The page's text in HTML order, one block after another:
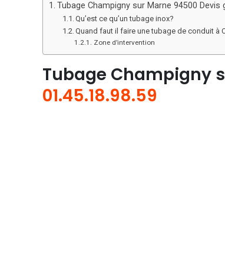
Tubage Champigny sur Marne 94500 Devis
Qu’est ce qu’un tubage inox?
Quand faut il faire une tubage de conduit à
Zone d’intervention
Tubage Champigny
01.45.18.98.59